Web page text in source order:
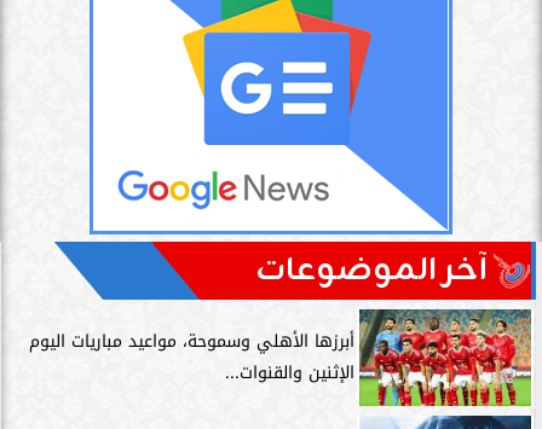
آخر الموضوعات
أبرزها الأهلي وسموحة، مواعيد مباريات اليوم
الإثنين والقنوات...